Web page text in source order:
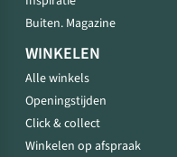
Buiten. Magazine
WINKELEN
Alle winkels
Openingstijden
Click & collect
Winkelen op afspraak